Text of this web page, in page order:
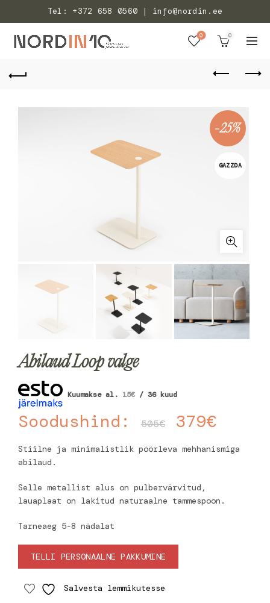
Tel: +372 658 0560 | info@nordin.ee
0 0
-25%
GAZZDA
Abilaud Loop valge
Kuumakse al. 15€ / 36 kuud
Soodushind: 505€ 379€
Stiilne ja minimalistlik pöörleva mehhanismiga
abilaud.
Selle metallist alus on pulbervärvitud,
lauaplaat on lakitud naturaalne tammespoon.
Tarneaeg 5-8 nädalat
TELLI PERSONAALNE PAKKUMINE
Salvesta lemmikutesse